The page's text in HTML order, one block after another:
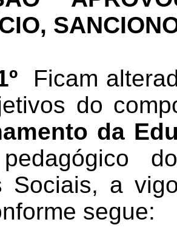
Ficam
do
da
Sociais, a
segue: